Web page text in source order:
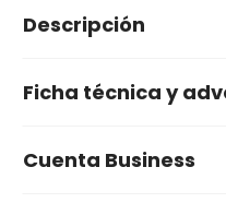
Descripción
Ficha técnica y
Cuenta Business